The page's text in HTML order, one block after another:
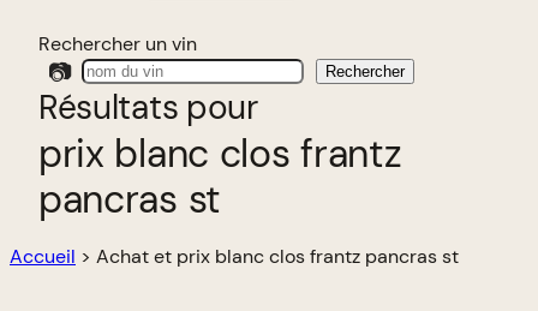
Rechercher un vin
📷 Rechercher
Résultats pour
prix blanc clos frantz
pancras st
Accueil > Achat et prix blanc clos frantz pancras st